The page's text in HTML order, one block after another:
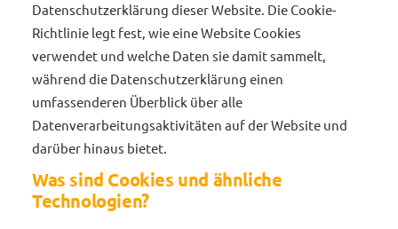
Datenschutzerklärung dieser Website. Die Cookie-
Richtlinie legt fest, wie eine Website Cookies
verwendet und welche Daten sie damit sammelt,
während die Datenschutzerklärung einen
umfassenderen Überblick über alle
Datenverarbeitungsaktivitäten auf der Website und
darüber hinaus bietet.
Was sind Cookies und ähnliche
Technologien?